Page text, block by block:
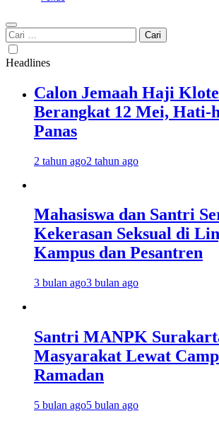
Cari
untuk:
Headlines
Calon Jemaah Haji
Berangkat 12 Mei, Hati-
Panas
2 tahun ago2 tahun ago
Mahasiswa dan Santri
Kekerasan Seksual di
Kampus dan Pesantren
3 bulan ago3 bulan ago
Santri MANPK
Masyarakat Lewat
Ramadan
5 bulan ago5 bulan ago